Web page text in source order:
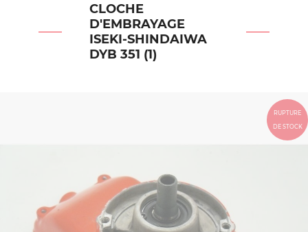
CLOCHE
D'EMBRAYAGE
ISEKI-SHINDAIWA
DYB 351 (1)
RUPTURE
DE STOCK